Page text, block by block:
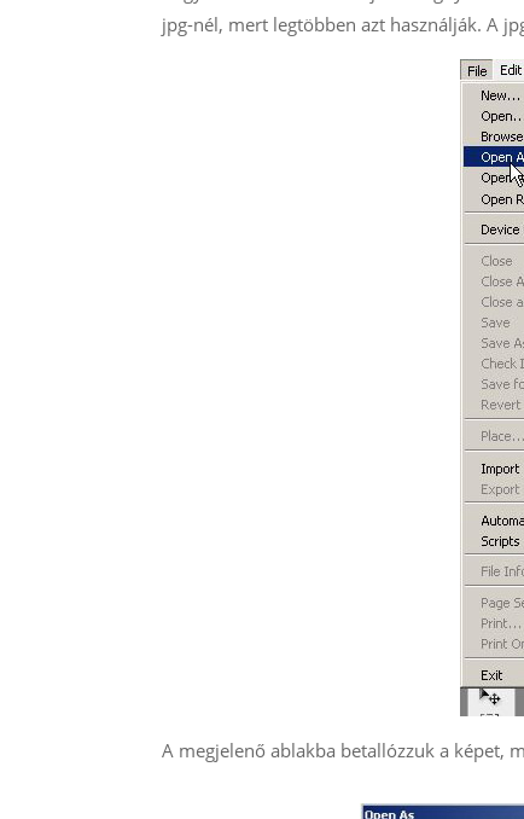
jpg-nél, mert legtöbben azt használják. A
A megjelenő ablakba betallózzuk a képet,